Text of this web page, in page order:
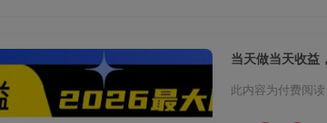
此内容为付费阅